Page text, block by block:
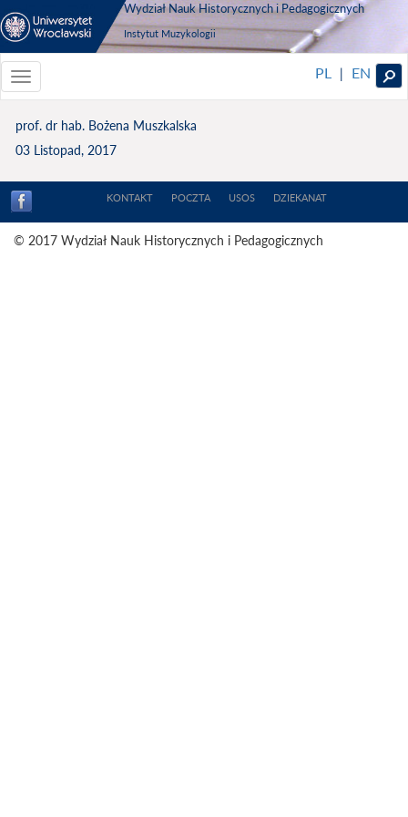
Wydział Nauk Historycznych i Pedagogicznych
Instytut Muzykologii
Toggle
navigationToggle
PL | EN
prof. dr hab. Bożena Muszkalska
03 Listopad, 2017
KONTAKT POCZTA USOS DZIEKANAT
© 2017 Wydział Nauk Historycznych i Pedagogicznych